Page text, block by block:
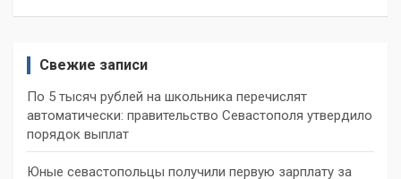
Свежие записи
По 5 тысяч рублей на школьника перечислят
автоматически: правительство Севастополя утвердило
порядок выплат
Юные севастопольцы получили первую зарплату за